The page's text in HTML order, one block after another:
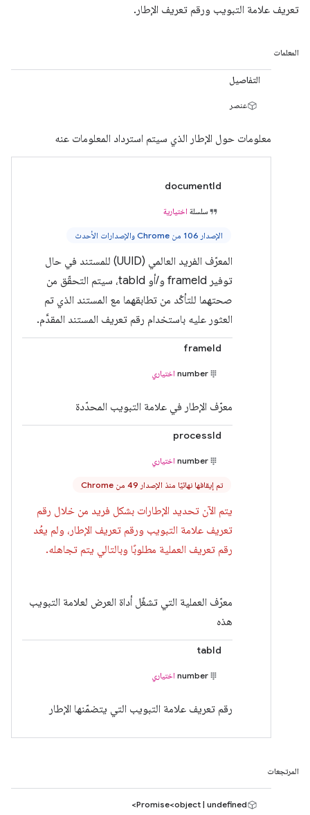
تعريف علامة التبويب ورقم تعريف الإطار.
المعلمات
التفاصيل
عنصر
معلومات حول الإطار الذي سيتم استرداد المعلومات عنه
documentId
سلسلة اختيارية
الإصدار 106 من Chrome والإصدارات الأحدث
المعرّف الفريد العالمي (UUID) للمستند في حال
توفير frameId و/أو tabId، سيتم التحقّق من
صحتهما للتأكّد من تطابقهما مع المستند الذي تم
العثور عليه باستخدام رقم تعريف المستند المقدَّم.
frameId
number اختياري
معرّف الإطار في علامة التبويب المحدّدة
processId
number اختياري
تم إيقافها نهائيًا منذ الإصدار 49 من Chrome
يتم الآن تحديد الإطارات بشكل فريد من خلال رقم
تعريف علامة التبويب ورقم تعريف الإطار، ولم يعُد
رقم تعريف العملية مطلوبًا وبالتالي يتم تجاهله.
معرّف العملية التي تشغّل أداة العرض لعلامة التبويب
هذه
tabId
number اختياري
رقم تعريف علامة التبويب التي يتضمّنها الإطار
المرتجعات
Promise<object | undefined>